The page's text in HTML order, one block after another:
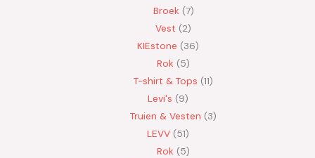
Broek 7
Vest
2
KIEstone
36
Rok 5
T-shirt & Tops 11
Levi's
9
Truien & Vesten
3
LEVV 51
Rok 5